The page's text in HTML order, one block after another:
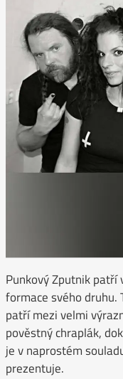
Punkový Zputnik patří
formace svého druhu.
patří mezi velmi
pověstný chraplák,
je v naprostém
prezentuje.